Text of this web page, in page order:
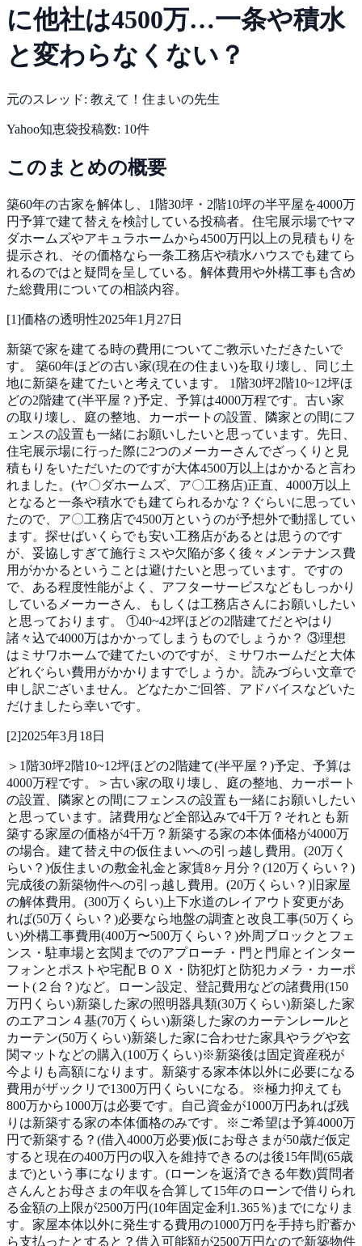
に他社は4500万…一条や積水
と変わらなくない？
元のスレッド: 教えて！住まいの先生
Yahoo知恵袋投稿数: 10件
このまとめの概要
築60年の古家を解体し、1階30坪・2階10坪の半平屋を4000万
円予算で建て替えを検討している投稿者。住宅展示場でヤマ
ダホームズやアキュラホームから4500万円以上の見積もりを
提示され、その価格なら一条工務店や積水ハウスでも建てら
れるのではと疑問を呈している。解体費用や外構工事も含め
た総費用についての相談内容。
[1]価格の透明性2025年1月27日
新築で家を建てる時の費用についてご教示いただきたいで
す。 築60年ほどの古い家(現在の住まい)を取り壊し、同じ土
地に新築を建てたいと考えています。 1階30坪2階10~12坪ほ
どの2階建て(半平屋？)予定、予算は4000万程です。古い家
の取り壊し、庭の整地、カーポートの設置、隣家との間にフ
ェンスの設置も一緒にお願いしたいと思っています。先日、
住宅展示場に行った際に2つのメーカーさんでざっくりと見
積もりをいただいたのですが大体4500万以上はかかると言わ
れました。(ヤ〇ダホームズ、ア〇工務店)正直、4000万以上
となると一条や積水でも建てられるかな？ぐらいに思ってい
たので、ア〇工務店で4500万というのが予想外で動揺してい
ます。探せばいくらでも安い工務店があるとは思うのです
が、妥協しすぎて施行ミスや欠陥が多く後々メンテナンス費
用がかかるということは避けたいと思っています。ですの
で、ある程度性能がよく、アフターサービスなどもしっかり
しているメーカーさん、もしくは工務店さんにお願いしたい
と思っております。 ①40~42坪ほどの2階建てだとやはり
諸々込で4000万はかかってしまうものでしょうか？ ③理想
はミサワホームで建てたいのですが、ミサワホームだと大体
どれぐらい費用がかかりますでしょうか。読みづらい文章で
申し訳ございません。どなたかご回答、アドバイスなどいた
だけましたら幸いです。
[2]2025年3月18日
＞1階30坪2階10~12坪ほどの2階建て(半平屋？)予定、予算は
4000万程です。＞古い家の取り壊し、庭の整地、カーポート
の設置、隣家との間にフェンスの設置も一緒にお願いしたい
と思っています。諸費用など全部込みで4千万？それとも新
築する家屋の価格が4千万？新築する家の本体価格が4000万
の場合。建て替え中の仮住まいへの引っ越し費用。(20万く
らい？)仮住まいの敷金礼金と家賃8ヶ月分？(120万くらい？)
完成後の新築物件への引っ越し費用。(20万くらい？)旧家屋
の解体費用。(300万くらい)上下水道のレイアウト変更があ
れば(50万くらい？)必要なら地盤の調査と改良工事(50万くら
い)外構工事費用(400万〜500万くらい？)外周ブロックとフェ
ンス・駐車場と玄関までのアプローチ・門と門扉とインター
フォンとポストや宅配ＢＯＸ・防犯灯と防犯カメラ・カーポ
ート(２台？)など。ローン設定、登記費用などの諸費用(150
万円くらい)新築した家の照明器具類(30万くらい)新築した家
のエアコン４基(70万くらい)新築した家のカーテンレールと
カーテン(50万くらい)新築した家に合わせた家具やラグや玄
関マットなどの購入(100万くらい)※新築後は固定資産税が
今よりも高額になります。新築する家本体以外に必要になる
費用がザックリで1300万円くらいになる。※極力抑えても
800万から1000万は必要です。自己資金が1000万円あれば残
りは新築する家の本体価格のみです。※ご希望は予算4000万
円で新築する？(借入4000万必要)仮にお母さまが50歳だ仮定
すると現在の400万円の収入を維持できるのは後15年間(65歳
まで)という事になります。(ローンを返済できる年数)質問者
さんんとお母さまの年収を合算して15年のローンで借りられ
る金額の上限が2500万円(10年固定金利1.365％)までになりま
す。家屋本体以外に発生する費用の1000万円を手持ち貯蓄か
ら支払ったとすると？借入可能額が2500万円なので新築物件